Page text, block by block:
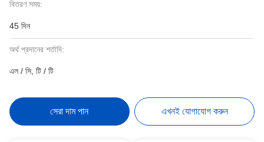
বিতরণ সময়:
45 দিন
অর্থ প্রদানের শর্তাদি:
এল / সি, টি / টি
সেরা দাম পান এখনই যোগাযোগ করুন